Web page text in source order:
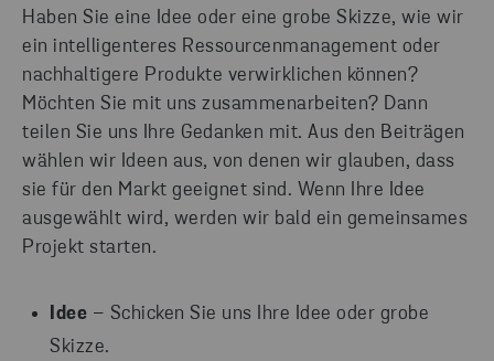
Haben Sie eine Idee oder eine grobe Skizze, wie wir
ein intelligenteres Ressourcenmanagement oder
nachhaltigere Produkte verwirklichen können?
Möchten Sie mit uns zusammenarbeiten? Dann
teilen Sie uns Ihre Gedanken mit. Aus den Beiträgen
wählen wir Ideen aus, von denen wir glauben, dass
sie für den Markt geeignet sind. Wenn Ihre Idee
ausgewählt wird, werden wir bald ein gemeinsames
Projekt starten.
Idee – Schicken Sie uns Ihre Idee oder grobe
Skizze.